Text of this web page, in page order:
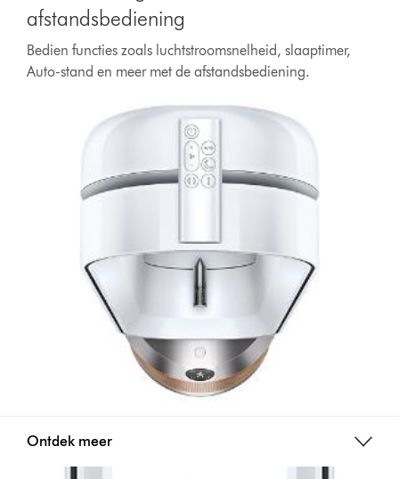
afstandsbediening
Bedien functies zoals luchtstroomsnelheid, slaaptimer,
Auto-stand en meer met de afstandsbediening.
Ontdek meer